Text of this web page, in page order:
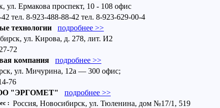
ул. Ермакова проспект, 10 - 108 офис
тел. 8-923-488-88-42 тел. 8-923-629-00-4
технологии
подробнее >>
ул. Кирова, д. 278, лит. И2
72
компания
подробнее >>
ул. Мичурина, 12а — 300 офис;
76
"ЭРГОМЕТ"
подробнее >>
: Россия, Новосибирск, ул. Тюленина, дом №17/1, 519